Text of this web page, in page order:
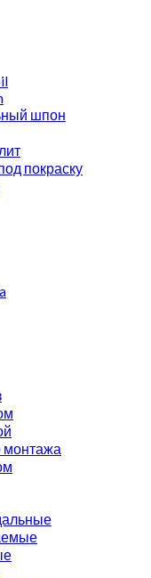
шпон
покраску
монтажа